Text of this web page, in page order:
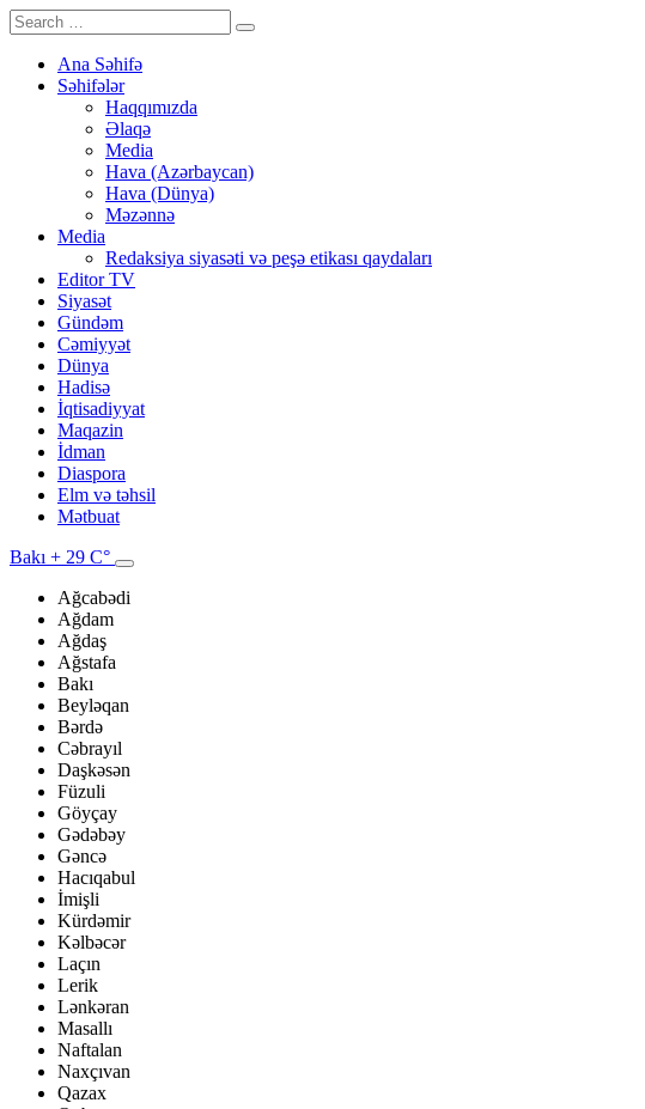
Ana Səhifə
Səhifələr
Haqqımızda
Əlaqə
Media
Hava (Azərbaycan)
Hava (Dünya)
Məzənnə
Media
Redaksiya siyasəti və peşə etikası qaydaları
Editor TV
Siyasət
Gündəm
Cəmiyyət
Dünya
Hadisə
İqtisadiyyat
Maqazin
İdman
Diaspora
Elm və təhsil
Mətbuat
Bakı + 29 C°
Ağcabədi
Ağdam
Ağdaş
Ağstafa
Bakı
Beyləqan
Bərdə
Cəbrayıl
Daşkəsən
Füzuli
Göyçay
Gədəbəy
Gəncə
Hacıqabul
İmişli
Kürdəmir
Kəlbəcər
Laçın
Lerik
Lənkəran
Masallı
Naftalan
Naxçıvan
Qazax